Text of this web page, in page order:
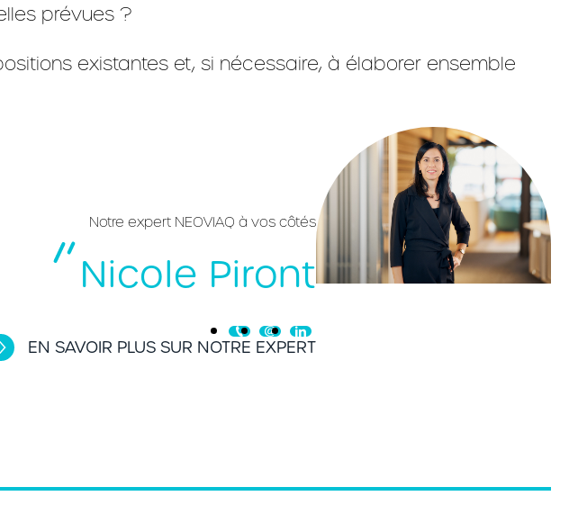
prévues ?
existantes et, si nécessaire, à élaborer ensemble
Notre expert NEOVIAQ à vos côtés
Nicole Piront
EN SAVOIR PLUS SUR NOTRE EXPERT